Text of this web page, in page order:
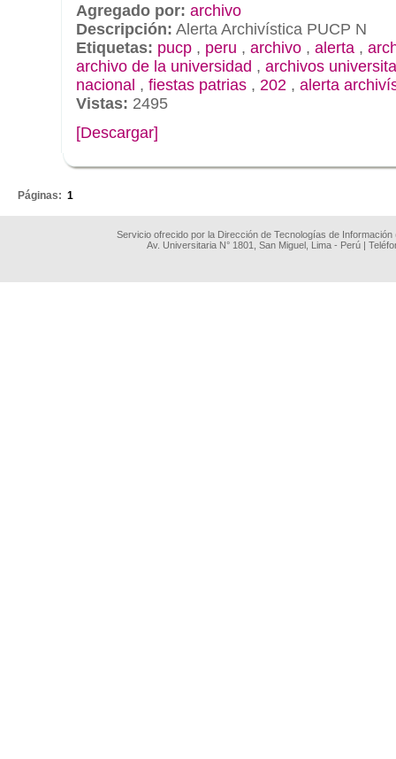
Agregado por: archivo
Descripción: Alerta Archivística PUCP N
Etiquetas: pucp , peru , archivo , alerta ,
archivo de la universidad , archivos
nacional , fiestas patrias , 202 , alerta
Vistas: 2495
[Descargar]
Páginas: 1
Servicio ofrecido por la Dirección de Tecnologías de
Av. Universitaria N° 1801, San Miguel, Lima - Perú |